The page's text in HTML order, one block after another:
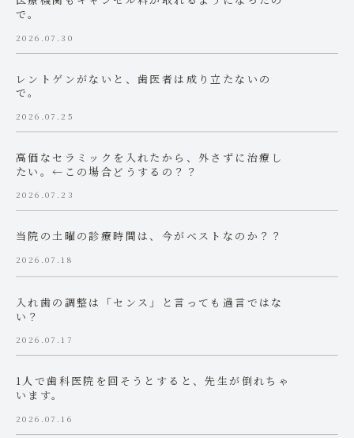
で。
2026.07.30
レントゲンがないと、歯医者は成り立たないの
で。
2026.07.25
高価なセラミックを入れたから、外さずに治療し
たい。←この場合どうするの？？
2026.07.23
当院の土曜の診療時間は、今がベストなのか？？
2026.07.18
入れ歯の調整は「センス」と言っても過言ではな
い？
2026.07.17
1人で歯科医院を回そうとすると、先生が倒れちゃ
います。
2026.07.16